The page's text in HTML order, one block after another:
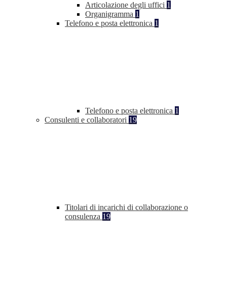
Articolazione degli uffici 1
Organigramma 1
Telefono e posta elettronica 1
Telefono e posta elettronica 1
Consulenti e collaboratori 19
Titolari di incarichi di collaborazione o
consulenza 19